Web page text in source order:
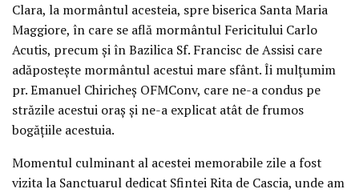
Clara, la mormântul acesteia, spre biserica Santa Maria
Maggiore, în care se află mormântul Fericitului Carlo
Acutis, precum și în Bazilica Sf. Francisc de Assisi care
adăpostește mormântul acestui mare sfânt. Îi mulțumim
pr. Emanuel Chiricheș OFMConv, care ne-a condus pe
străzile acestui oraș și ne-a explicat atât de frumos
bogățiile acestuia.
Momentul culminant al acestei memorabile zile a fost
vizita la Sanctuarul dedicat Sfintei Rita de Cascia, unde am